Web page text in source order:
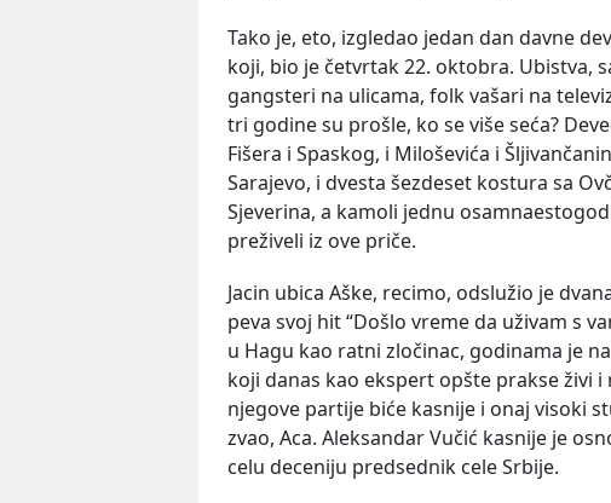
Tako je, eto, izgledao jedan dan davne
koji, bio je četvrtak 22. oktobra. Ubistva,
gangsteri na ulicama, folk vašari na
tri godine su prošle, ko se više seća?
Fišera i Spaskog, i Miloševića i
Sarajevo, i dvesta šezdeset kostura sa
Sjeverina, a kamoli jednu
preživeli iz ove priče.
Jacin ubica Aške, recimo, odslužio je
peva svoj hit “Došlo vreme da uživam s
u Hagu kao ratni zločinac, godinama je
koji danas kao ekspert opšte prakse živi
njegove partije biće kasnije i onaj visoki
zvao, Aca. Aleksandar Vučić kasnije je
celu deceniju predsednik cele Srbije.